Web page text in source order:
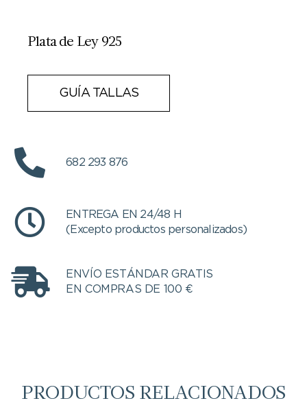
Plata de Ley 925
GUÍA TALLAS
682 293 876
ENTREGA EN 24/48 H
(Excepto productos personalizados)
ENVÍO ESTÁNDAR GRATIS
EN COMPRAS DE 100 €
PRODUCTOS RELACIONADOS